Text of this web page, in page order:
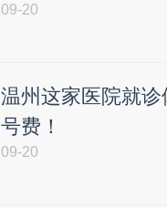
09-20
温州这家医院就
号费！
09-20